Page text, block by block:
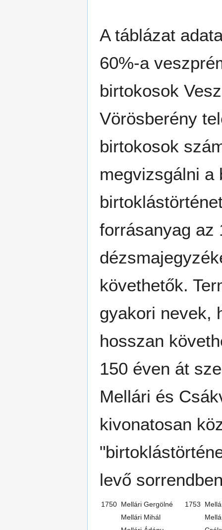
A táblázat
60%-a
birtokosok
Vörösberény
birtokosok
megvizsgálni a
forrásanyag az
követhetők.
gyakori nevek,
hosszan
150 éven át
Mellári és
kivonatosan
levő
1750 Mellári Gergölné 1753
Mellári Mihál